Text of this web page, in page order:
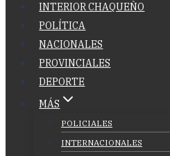
INTERIOR CHAQUEÑO
POLÍTICA
NACIONALES
PROVINCIALES
DEPORTE
MÁS
POLICIALES
INTERNACIONALES